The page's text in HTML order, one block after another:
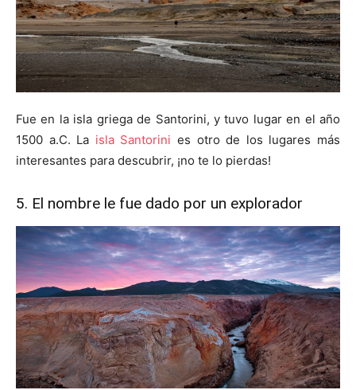
Fue en la isla griega de Santorini, y tuvo lugar en el año
1500 a.C. La isla Santorinies otro de los lugares más
interesantes para descubrir, ¡no te lo pierdas!
5. El nombre le fue dado por un explorador